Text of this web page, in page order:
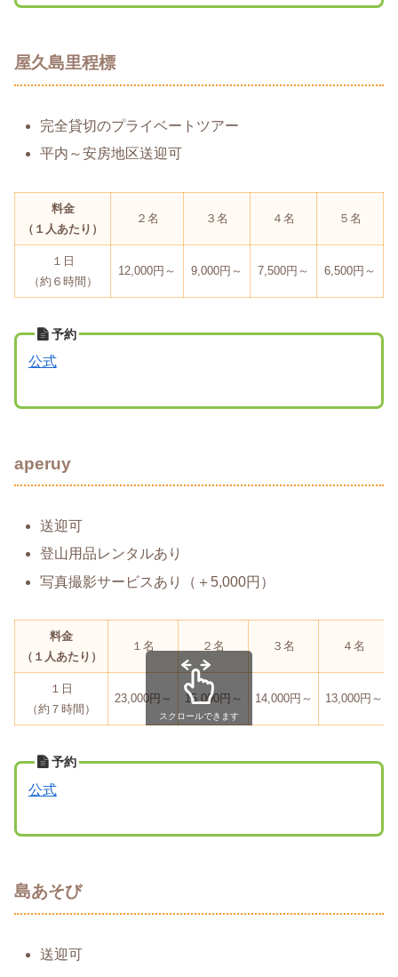
屋久島里程標
完全貸切のプライベートツアー
平内～安房地区送迎可
料金
（１人あたり）
２名 ３名 ４名 ５名
１日
（約６時間）
12,000円～ 9,000円～ 7,500円～ 6,500円～
予約
公式
aperuy
送迎可
登山用品レンタルあり
写真撮影サービスあり（＋5,000円）
料金
（１人あたり）
１名 ２名 ３名 ４名
１日
（約７時間）
23,000円～ 15,000円～ 14,000円～ 13,000円～
スクロールできます
予約
公式
島あそび
送迎可